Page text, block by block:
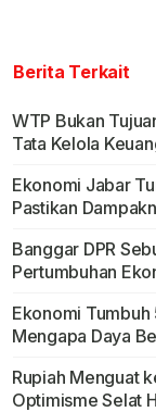
Berita Terkait
WTP Bukan
Tata Kelola
Ekonomi Jabar
Pastikan
Banggar DPR
Pertumbuhan
Ekonomi
Mengapa Daya
Rupiah Menguat
Optimisme Selat